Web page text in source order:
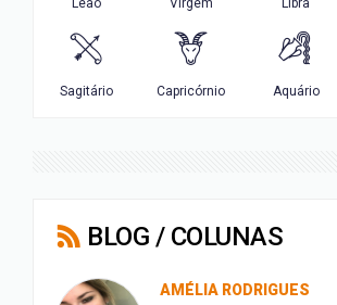
BLOG / COLUNAS
AMÉLIA RODRIGUES